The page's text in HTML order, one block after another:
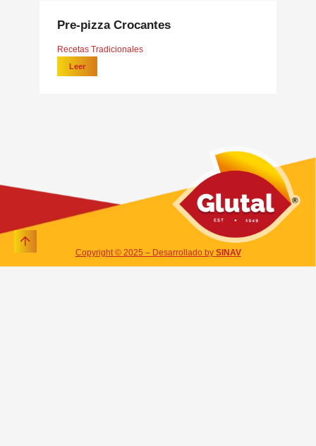
Pre-pizza Crocantes
Recetas Tradicionales
Leer
Copyright © 2025 – Desarrollado by SINAV